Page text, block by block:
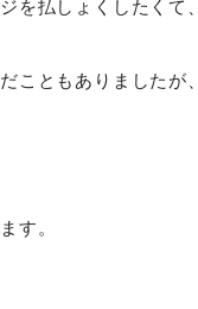
を払しょくしたくて、
こともありましたが、
す。